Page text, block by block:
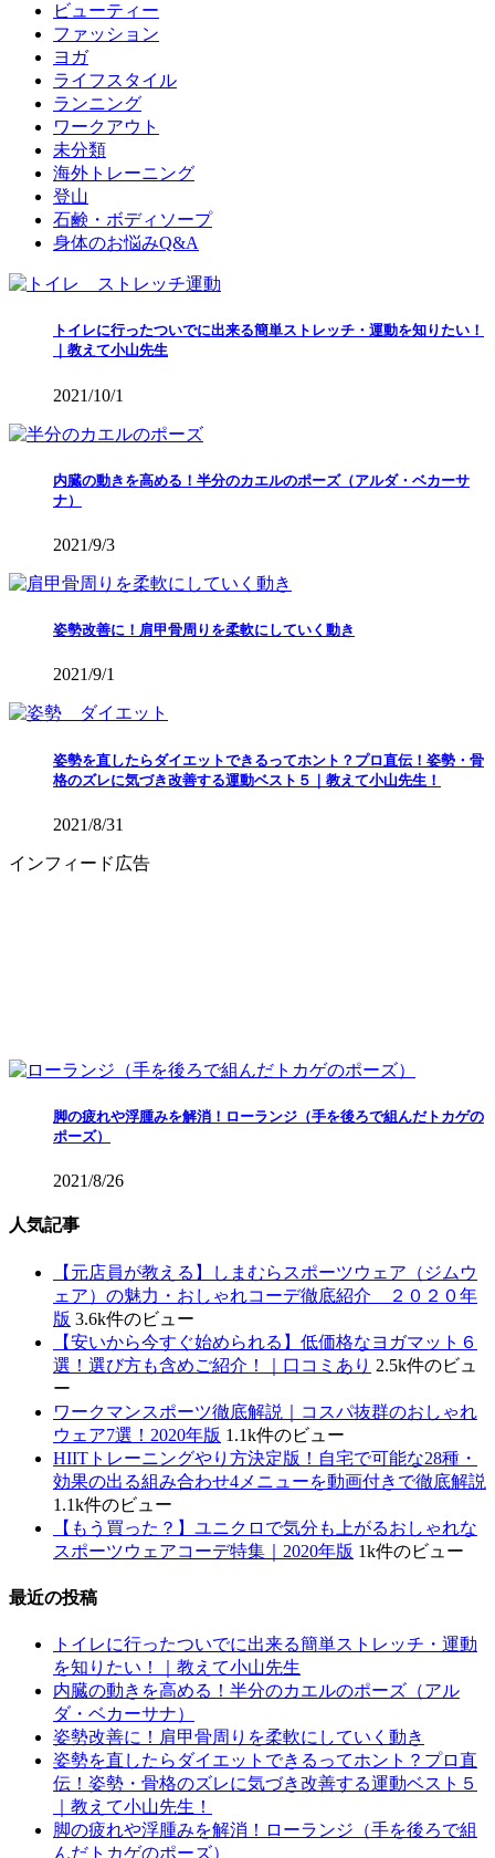
ビューティー
ファッション
ヨガ
ライフスタイル
ランニング
ワークアウト
未分類
海外トレーニング
登山
石鹸・ボディソープ
身体のお悩みQ&A
トイレに行ったついでに出来る簡単ストレッチ・運動を知りたい！
｜教えて小山先生
2021/10/1
内臓の動きを高める！半分のカエルのポーズ（アルダ・ベカーサ
ナ）
2021/9/3
姿勢改善に！肩甲骨周りを柔軟にしていく動き
2021/9/1
姿勢を直したらダイエットできるってホント？プロ直伝！姿勢・骨
格のズレに気づき改善する運動ベスト５｜教えて小山先生！
2021/8/31
インフィード広告
脚の疲れや浮腫みを解消！ローランジ（手を後ろで組んだトカゲの
ポーズ）
2021/8/26
人気記事
【元店員が教える︎】しまむらスポーツウェア（ジムウ
ェア）の魅力・おしゃれコーデ徹底紹介 ２０２０年
版 3.6k件のビュー
【安いから今すぐ始められる】低価格なヨガマット６
選！選び方も含めご紹介！｜口コミあり 2.5k件のビュ
ー
ワークマンスポーツ徹底解説｜コスパ抜群のおしゃれ
ウェア7選！2020年版 1.1k件のビュー
HIITトレーニングやり方決定版！自宅で可能な28種・
効果の出る組み合わせ4メニューを動画付きで徹底解説
1.1k件のビュー
【もう買った？】ユニクロで気分も上がるおしゃれな
スポーツウェアコーデ特集｜2020年版 1k件のビュー
最近の投稿
トイレに行ったついでに出来る簡単ストレッチ・運動
を知りたい！｜教えて小山先生
内臓の動きを高める！半分のカエルのポーズ（アル
ダ・ベカーサナ）
姿勢改善に！肩甲骨周りを柔軟にしていく動き
姿勢を直したらダイエットできるってホント？プロ直
伝！姿勢・骨格のズレに気づき改善する運動ベスト５
｜教えて小山先生！
脚の疲れや浮腫みを解消！ローランジ（手を後ろで組
んだトカゲのポーズ）